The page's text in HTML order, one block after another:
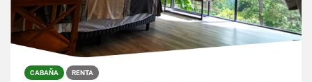
CABAÑA RENTA